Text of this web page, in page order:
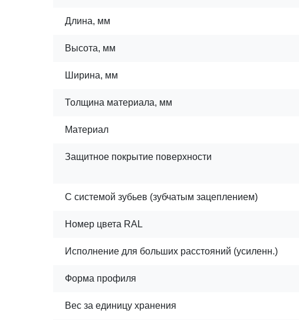
Длина, мм
Высота, мм
Ширина, мм
Толщина материала, мм
Материал
Защитное покрытие поверхности
С системой зубьев (зубчатым зацеплением)
Номер цвета RAL
Исполнение для больших расстояний (усиленн.)
Форма профиля
Вес за единицу хранения